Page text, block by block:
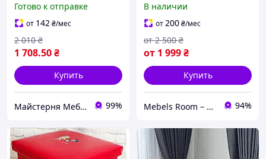
кожзам,пуф экокожа,
купить банкетку ,банкетка
купить
Готово к отправке
от 142₴/мес
1 708.50₴
2 010 ₴
Купить
Майстерня Меблі Стиль 99%
банкетка-пуф.
В наличии
от200₴/мес
от 1 999₴
от 2 500 ₴
Купить
Mebels Room – ми за комфорт та зручність для вас 94%